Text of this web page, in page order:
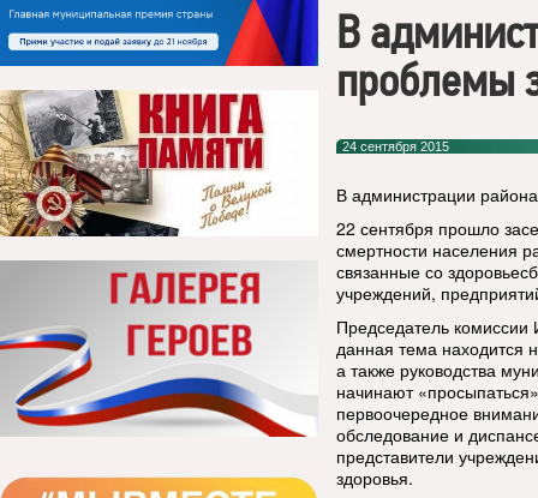
В
проблемы
24 сентября 2015
В администрации
22 сентября прошло
смертности населения
связанные со
учреждений,
Председатель
данная тема находится
а также руководства
начинают
первоочередное
обследование и
представители
здоровья.